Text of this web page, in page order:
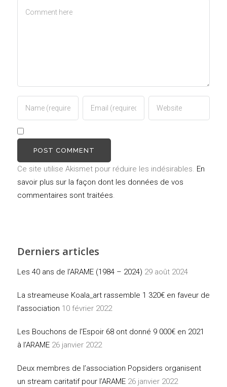
Ce site utilise Akismet pour réduire les indésirables. En
savoir plus sur la façon dont les données de vos
commentaires sont traitées.
Derniers articles
Les 40 ans de l’ARAME (1984 – 2024) 29 août 2024
La streameuse Koala_art rassemble 1 320€ en faveur de
l’association 10 février 2022
Les Bouchons de l’Espoir 68 ont donné 9 000€ en 2021
à l’ARAME 26 janvier 2022
Deux membres de l’association Popsiders organisent
un stream caritatif pour l’ARAME 26 janvier 2022